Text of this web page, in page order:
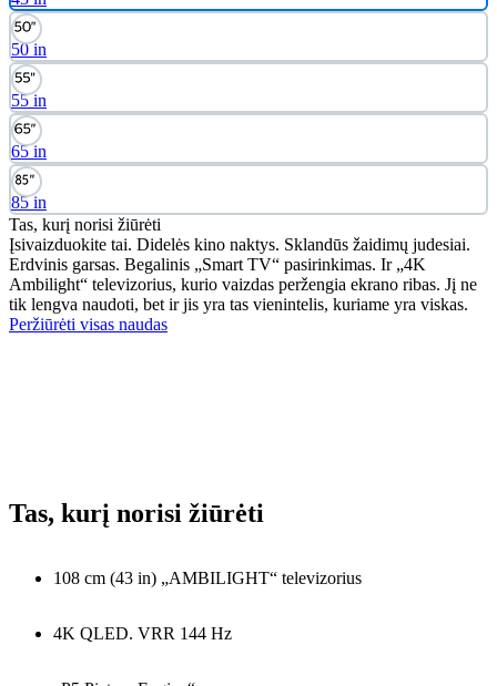
50 in
55 in
65 in
85 in
Tas, kurį norisi žiūrėti
Įsivaizduokite tai. Didelės kino naktys. Sklandūs žaidimų judesiai.
Erdvinis garsas. Begalinis „Smart TV“ pasirinkimas. Ir „4K
Ambilight“ televizorius, kurio vaizdas peržengia ekrano ribas. Jį ne
tik lengva naudoti, bet ir jis yra tas vienintelis, kuriame yra viskas.
Peržiūrėti visas naudas
Tas, kurį norisi žiūrėti
108 cm (43 in) „AMBILIGHT“ televizorius
4K QLED. VRR 144 Hz